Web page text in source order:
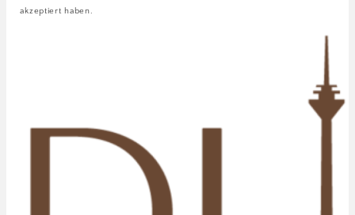
akzeptiert haben.